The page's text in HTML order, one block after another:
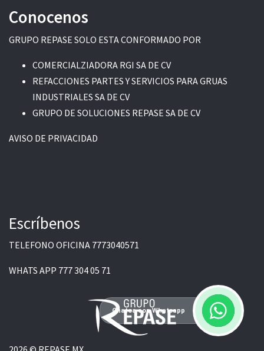
Conocenos
GRUPO REPASE SOLO ESTA CONFORMADO POR
COMERCIALZIADORA RGI SA DE CV
REFACCIONES PARTES Y SERVICIOS PARA GRUAS
INDUSTRIALES SA DE CV
GRUPO DE SOLUCIONES REPASE SA DE CV
AVISO DE PRIVACIDAD
Chatea con Whatsapp
Escríbenos
TELEFONO OFICINA 7773040571
WHATS APP 777 304 05 71